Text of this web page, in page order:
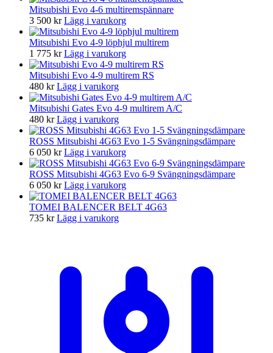
Mitsubishi Evo 4-6 multiremspännare
3 500 kr Lägg i varukorg
Mitsubishi Evo 4-9 löphjul multirem
1 775 kr Lägg i varukorg
Mitsubishi Evo 4-9 multirem RS
480 kr Lägg i varukorg
Mitsubishi Gates Evo 4-9 multirem A/C
480 kr Lägg i varukorg
ROSS Mitsubishi 4G63 Evo 1-5 Svängningsdämpare
6 050 kr Lägg i varukorg
ROSS Mitsubishi 4G63 Evo 6-9 Svängningsdämpare
6 050 kr Lägg i varukorg
TOMEI BALENCER BELT 4G63
735 kr Lägg i varukorg